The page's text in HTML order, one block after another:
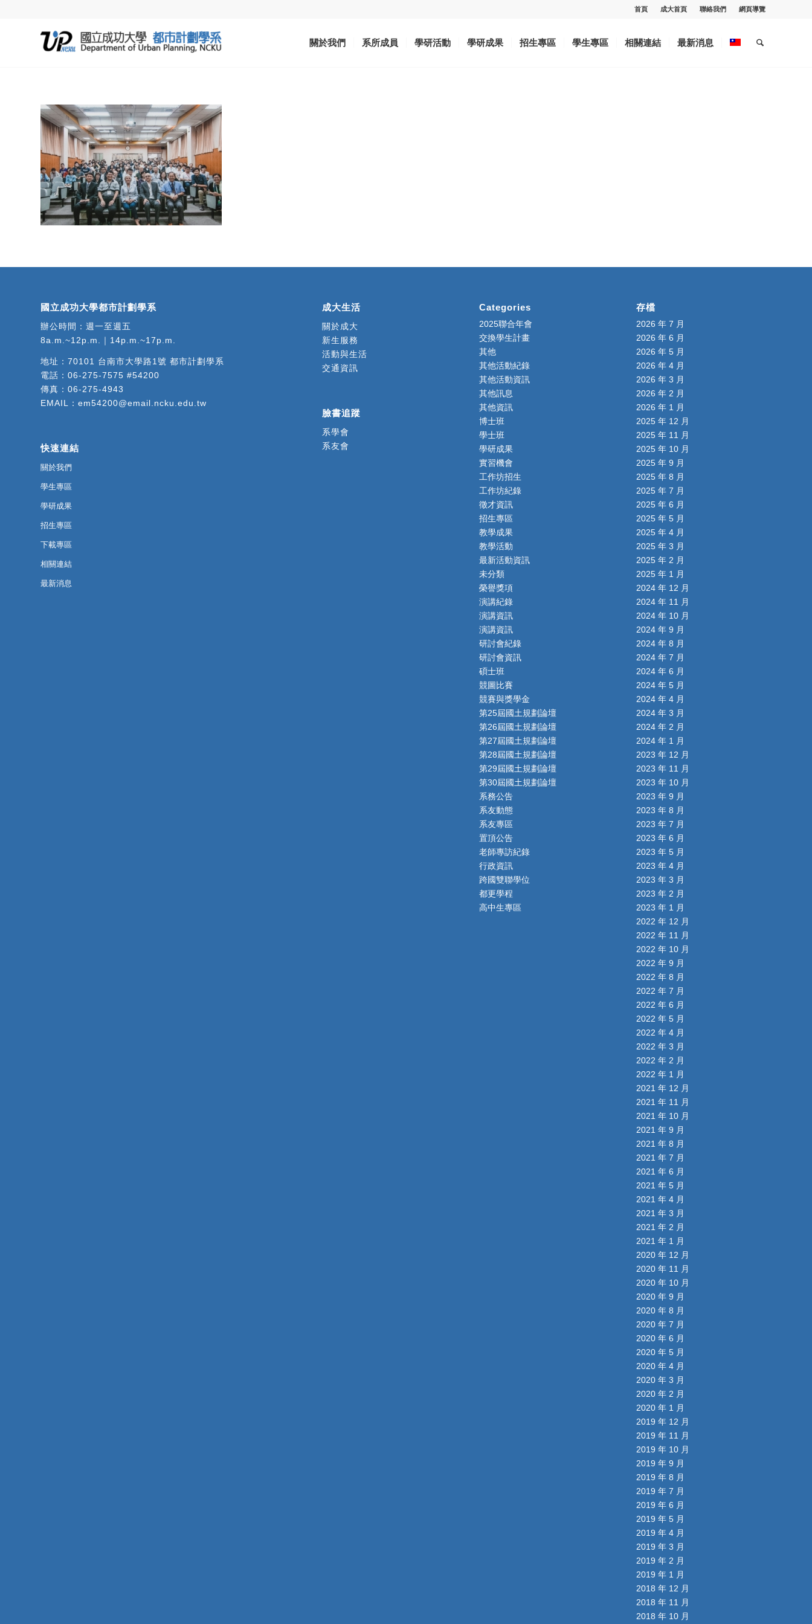
首頁 成大首頁 聯絡我們 網頁導覽
關於我們 系所成員 學研活動 學研成果 招生專區 學生專區 相關連結 最新消息
國立成功大學都市計劃學系
辦公時間：週一至週五
8a.m.~12p.m.｜14p.m.~17p.m.
地址： 70101 台南市大學路1號 都市計劃學系
電話： 06-275-7575 #54200
傳真：06-275-4943
EMAIL： em54200@email.ncku.edu.tw
快速連結
關於我們
學生專區
學研成果
招生專區
下載專區
相關連結
最新消息
成大生活
關於成大
新生服務
活動與生活
交通資訊
臉書追蹤
系學會
系友會
Categories
2025聯合年會
交換學生計畫
其他
其他活動紀錄
其他活動資訊
其他訊息
其他資訊
博士班
學士班
學研成果
實習機會
工作坊招生
工作坊紀錄
徵才資訊
招生專區
教學成果
教學活動
最新活動資訊
未分類
榮譽獎項
演講紀錄
演講資訊
演講資訊
研討會紀錄
研討會資訊
碩士班
競圖比賽
競賽與獎學金
第25屆國土規劃論壇
第26屆國土規劃論壇
第27屆國土規劃論壇
第28屆國土規劃論壇
第29屆國土規劃論壇
第30屆國土規劃論壇
系務公告
系友動態
系友專區
置頂公告
老師專訪紀錄
行政資訊
跨國雙聯學位
都更學程
高中生專區
存檔
2026 年 7 月
2026 年 6 月
2026 年 5 月
2026 年 4 月
2026 年 3 月
2026 年 2 月
2026 年 1 月
2025 年 12 月
2025 年 11 月
2025 年 10 月
2025 年 9 月
2025 年 8 月
2025 年 7 月
2025 年 6 月
2025 年 5 月
2025 年 4 月
2025 年 3 月
2025 年 2 月
2025 年 1 月
2024 年 12 月
2024 年 11 月
2024 年 10 月
2024 年 9 月
2024 年 8 月
2024 年 7 月
2024 年 6 月
2024 年 5 月
2024 年 4 月
2024 年 3 月
2024 年 2 月
2024 年 1 月
2023 年 12 月
2023 年 11 月
2023 年 10 月
2023 年 9 月
2023 年 8 月
2023 年 7 月
2023 年 6 月
2023 年 5 月
2023 年 4 月
2023 年 3 月
2023 年 2 月
2023 年 1 月
2022 年 12 月
2022 年 11 月
2022 年 10 月
2022 年 9 月
2022 年 8 月
2022 年 7 月
2022 年 6 月
2022 年 5 月
2022 年 4 月
2022 年 3 月
2022 年 2 月
2022 年 1 月
2021 年 12 月
2021 年 11 月
2021 年 10 月
2021 年 9 月
2021 年 8 月
2021 年 7 月
2021 年 6 月
2021 年 5 月
2021 年 4 月
2021 年 3 月
2021 年 2 月
2021 年 1 月
2020 年 12 月
2020 年 11 月
2020 年 10 月
2020 年 9 月
2020 年 8 月
2020 年 7 月
2020 年 6 月
2020 年 5 月
2020 年 4 月
2020 年 3 月
2020 年 2 月
2020 年 1 月
2019 年 12 月
2019 年 11 月
2019 年 10 月
2019 年 9 月
2019 年 8 月
2019 年 7 月
2019 年 6 月
2019 年 5 月
2019 年 4 月
2019 年 3 月
2019 年 2 月
2019 年 1 月
2018 年 12 月
2018 年 11 月
2018 年 10 月